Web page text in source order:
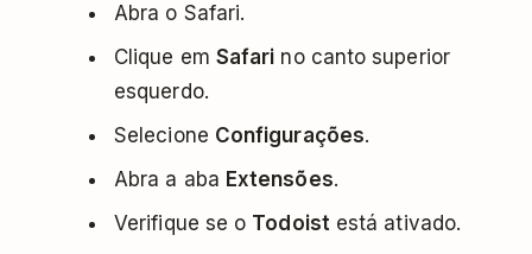
Abra o Safari.
Clique em Safari no canto superior
esquerdo.
Selecione Configurações.
Abra a aba Extensões.
Verifique se o Todoistestá ativado.